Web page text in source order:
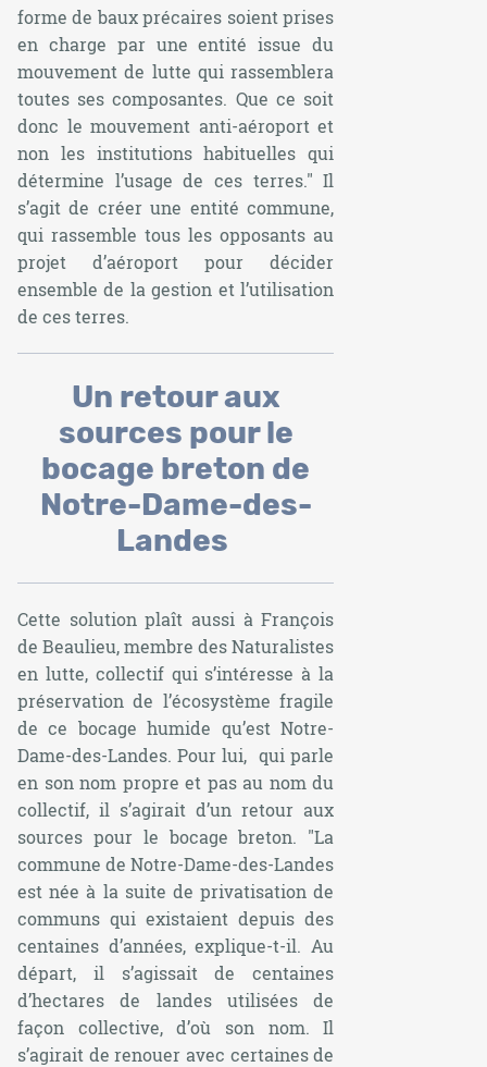
forme de baux précaires soient prises
en charge par une entité issue du
mouvement de lutte qui rassemblera
toutes ses composantes. Que ce soit
donc le mouvement anti-aéroport et
non les institutions habituelles qui
détermine l’usage de ces terres." Il
s’agit de créer une entité commune,
qui rassemble tous les opposants au
projet d’aéroport pour décider
ensemble de la gestion et l’utilisation
de ces terres.
Un retour aux
sources pour le
bocage breton de
Notre-Dame-des-
Landes
Cette solution plaît aussi à François
de Beaulieu, membre des Naturalistes
en lutte, collectif qui s’intéresse à la
préservation de l’écosystème fragile
de ce bocage humide qu’est Notre-
Dame-des-Landes. Pour lui, qui parle
en son nom propre et pas au nom du
collectif, il s’agirait d’un retour aux
sources pour le bocage breton. "La
commune de Notre-Dame-des-Landes
est née à la suite de privatisation de
communs qui existaient depuis des
centaines d’années,explique-t-il. Au
départ, il s’agissait de centaines
d’hectares de landes utilisées de
façon collective, d’où son nom. Il
s’agirait de renouer avec certaines de